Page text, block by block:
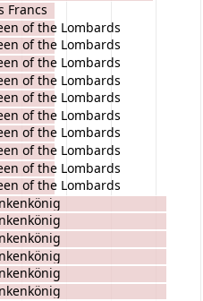
Francs
of the Lombards
of the Lombards
of the Lombards
of the Lombards
of the Lombards
of the Lombards
of the Lombards
of the Lombards
of the Lombards
of the Lombards